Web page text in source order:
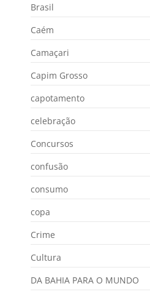
Brasil
Caém
Camaçari
Capim Grosso
capotamento
celebração
Concursos
confusão
consumo
copa
Crime
Cultura
DA BAHIA PARA O MUNDO